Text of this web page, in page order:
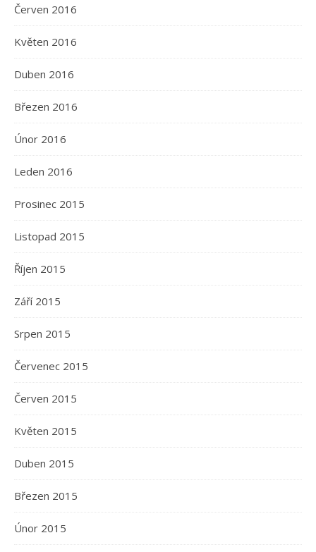
Červen 2016
Květen 2016
Duben 2016
Březen 2016
Únor 2016
Leden 2016
Prosinec 2015
Listopad 2015
Říjen 2015
Září 2015
Srpen 2015
Červenec 2015
Červen 2015
Květen 2015
Duben 2015
Březen 2015
Únor 2015